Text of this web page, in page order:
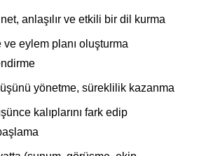
anlaşılır ve etkili bir dil kurma
eylem planı oluşturma
yönetme, süreklilik kazanma
kalıplarını fark edip